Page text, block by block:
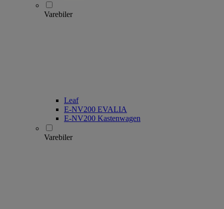
Varebiler
Leaf
E-NV200 EVALIA
E-NV200 Kastenwagen
Varebiler